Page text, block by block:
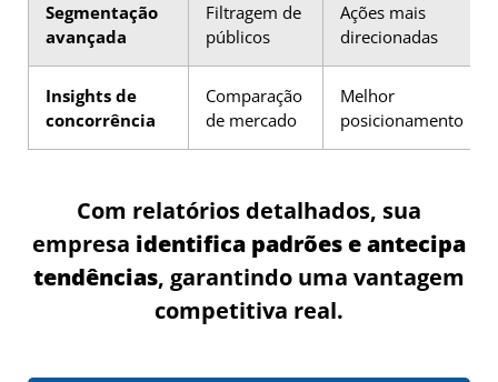
Segmentação
avançada
Filtragem de
públicos
Ações mais
direcionadas
Insights de
concorrência
Comparação
de mercado
Melhor
posicionamento
Com relatórios detalhados, sua
empresa identifica padrões e antecipa
tendências, garantindo uma vantagem
competitiva real.